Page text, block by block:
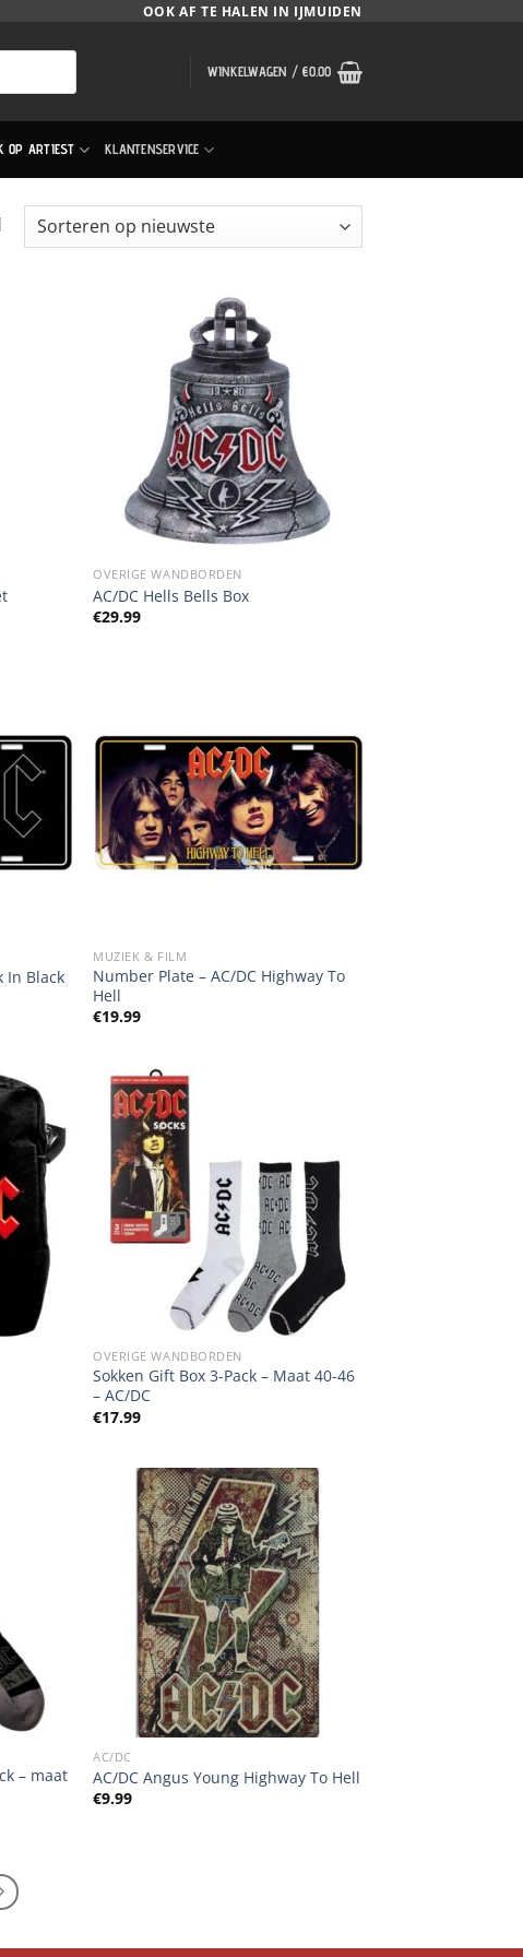
OOK AF TE HALEN IN IJMUIDEN
WINKELWAGEN /€0.00
OP ARTIEST KLANTENSERVICE
Gesorteerd
OVERIGE WANDBORDEN
AC/DC Hells Bells Box
€29.99
In Black
MUZIEK & FILM
Number Plate – AC/DC Highway To
Hell
€19.99
OVERIGE WANDBORDEN
Sokken Gift Box 3-Pack – Maat 40-46
– AC/DC
€17.99
– maat
AC/DC
AC/DC Angus Young Highway To Hell
€9.99